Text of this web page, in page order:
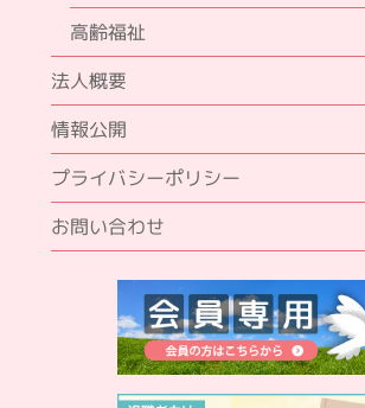
高齢福祉
法人概要
情報公開
プライバシーポリシー
お問い合わせ